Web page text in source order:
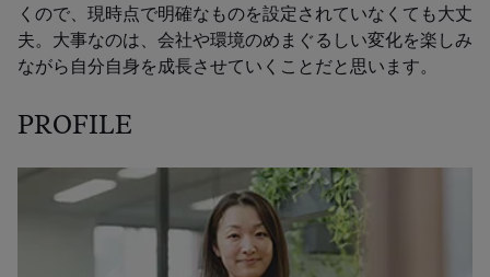
くので、現時点で明確なものを設定されていなくても大丈
夫。大事なのは、会社や環境のめまぐるしい変化を楽しみ
ながら自分自身を成長させていくことだと思います。
PROFILE